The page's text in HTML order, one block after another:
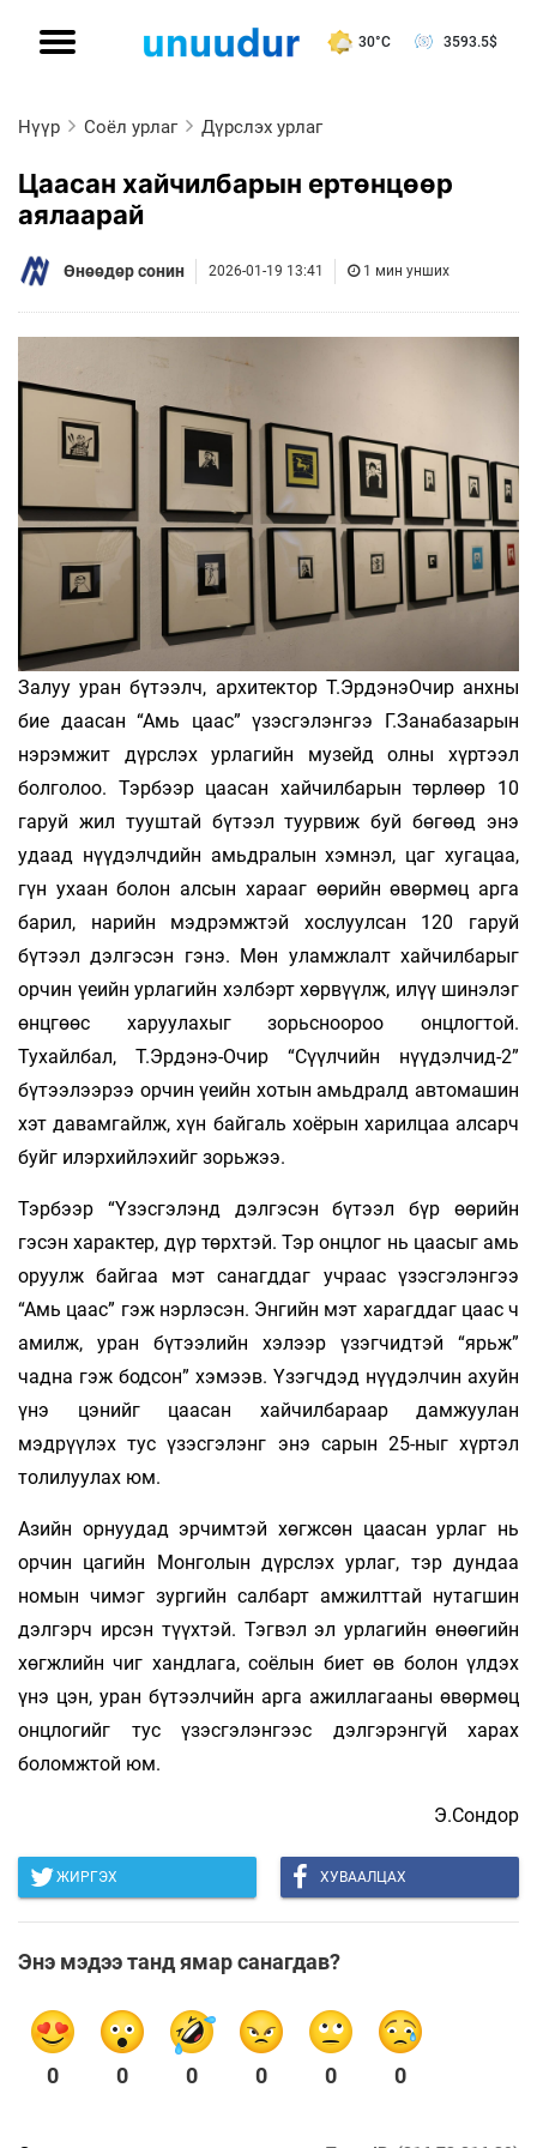
30°C 3593.5$
Нүүр Соёл урлаг Дүрслэх урлаг
Цаасан хайчилбарын ертөнцөөр
аялаарай
Өнөөдөр сонин 2026-01-19 13:41 1 мин унших
Залуу уран бүтээлч, архитектор Т.ЭрдэнэОчир анхны
бие даасан “Амь цаас” үзэсгэлэнгээ Г.Занабазарын
нэрэмжит дүрслэх урлагийн музейд олны хүртээл
болголоо. Тэрбээр цаасан хайчилбарын төрлөөр 10
гаруй жил тууштай бүтээл туурвиж буй бөгөөд энэ
удаад нүүдэлчдийн амьдралын хэмнэл, цаг хугацаа,
гүн ухаан болон алсын харааг өөрийн өвөрмөц арга
барил, нарийн мэдрэмжтэй хослуулсан 120 гаруй
бүтээл дэлгэсэн гэнэ. Мөн уламжлалт хайчилбарыг
орчин үеийн урлагийн хэлбэрт хөрвүүлж, илүү шинэлэг
өнцгөөс харуулахыг зорьсноороо онцлогтой.
Тухайлбал, Т.Эрдэнэ-Очир “Сүүлчийн нүүдэлчид-2”
бүтээлээрээ орчин үеийн хотын амьдралд автомашин
хэт давамгайлж, хүн байгаль хоёрын харилцаа алсарч
буйг илэрхийлэхийг зорьжээ.
Тэрбээр “Үзэсгэлэнд дэлгэсэн бүтээл бүр өөрийн
гэсэн характер, дүр төрхтэй. Тэр онцлог нь цаасыг амь
оруулж байгаа мэт санагддаг учраас үзэсгэлэнгээ
“Амь цаас” гэж нэрлэсэн. Энгийн мэт харагддаг цаас ч
амилж, уран бүтээлийн хэлээр үзэгчидтэй “ярьж”
чадна гэж бодсон” хэмээв. Үзэгчдэд нүүдэлчин ахуйн
үнэ цэнийг цаасан хайчилбараар дамжуулан
мэдрүүлэх тус үзэсгэлэнг энэ сарын 25-ныг хүртэл
толилуулах юм.
Азийн орнуудад эрчимтэй хөгжсөн цаасан урлаг нь
орчин цагийн Монголын дүрслэх урлаг, тэр дундаа
номын чимэг зургийн салбарт амжилттай нутагшин
дэлгэрч ирсэн түүхтэй. Тэгвэл эл урлагийн өнөөгийн
хөгжлийн чиг хандлага, соёлын биет өв болон үлдэх
үнэ цэн, уран бүтээлчийн арга ажиллагааны өвөрмөц
онцлогийг тус үзэсгэлэнгээс дэлгэрэнгүй харах
боломжтой юм.
Э.Сондор
ЖИРГЭХ ХУВААЛЦАХ
Энэ мэдээ танд ямар санагдав?
0 0 0 0 0 0